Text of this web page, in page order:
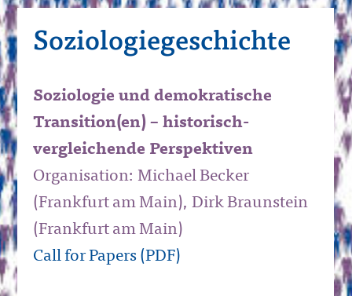
Soziologiegeschichte
Soziologie und demokratische
Transition(en) – historisch-
vergleichende Perspektiven
Organisation: Michael Becker
(Frankfurt am Main), Dirk Braunstein
(Frankfurt am Main)
Call for Papers (PDF)